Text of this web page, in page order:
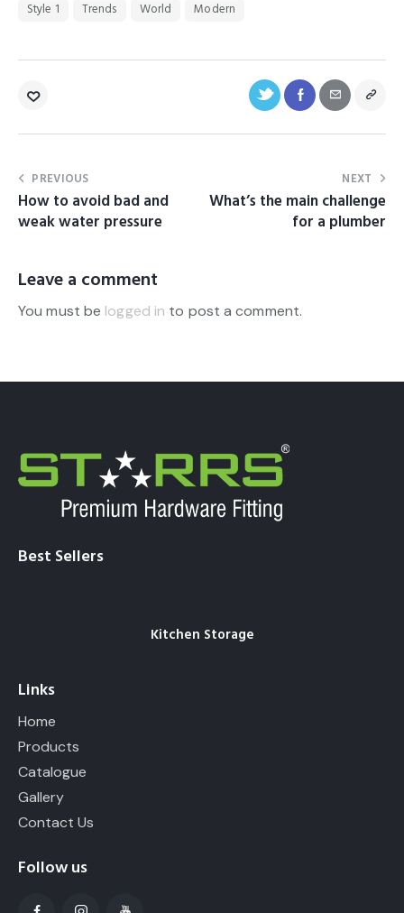
a
s
n
u
s
e
e
l
K
v
n
S
m
t
Style 1 Trends World Modern
PREVIOUS
How to avoid bad and
weak water pressure
NEXT
What’s the main challenge
for a plumber
Leave a comment
You must be logged in to post a comment.
Best Sellers
Kitchen Storage
Links
Home
Products
Catalogue
Gallery
Contact Us
Follow us